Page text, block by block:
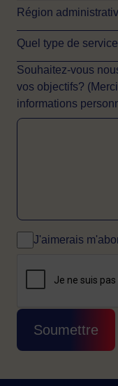
Région
Quel type de
Souhaitez-vous
vos objectifs?
informations
J'aimerais
Cette
Soumettre